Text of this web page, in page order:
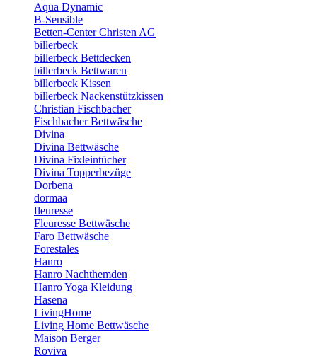
Aqua Dynamic
B-Sensible
Betten-Center Christen AG
billerbeck
billerbeck Bettdecken
billerbeck Bettwaren
billerbeck Kissen
billerbeck Nackenstützkissen
Christian Fischbacher
Fischbacher Bettwäsche
Divina
Divina Bettwäsche
Divina Fixleintücher
Divina Topperbezüge
Dorbena
dormaa
fleuresse
Fleuresse Bettwäsche
Faro Bettwäsche
Forestales
Hanro
Hanro Nachthemden
Hanro Yoga Kleidung
Hasena
LivingHome
Living Home Bettwäsche
Maison Berger
Roviva